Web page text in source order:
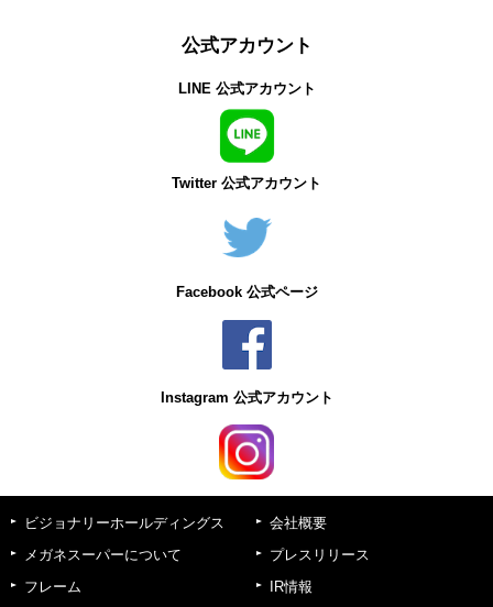
公式アカウント
LINE 公式アカウント
Twitter 公式アカウント
Facebook 公式ページ
Instagram 公式アカウント
ビジョナリーホールディングス
メガネスーパーについて
フレーム
会社概要
プレスリリース
IR情報